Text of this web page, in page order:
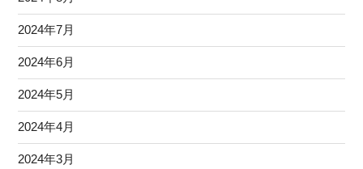
2024年7月
2024年6月
2024年5月
2024年4月
2024年3月